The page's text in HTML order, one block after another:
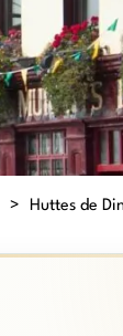
> Huttes de